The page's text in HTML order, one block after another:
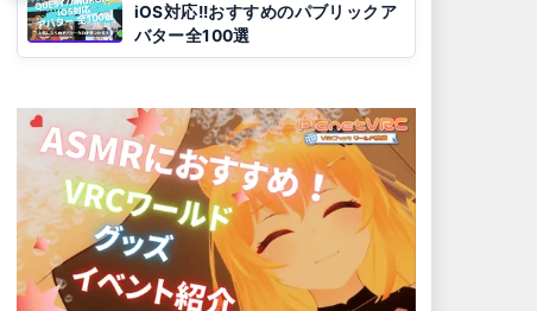
iOS対応!!おすすめのパブリックア
バター全100選